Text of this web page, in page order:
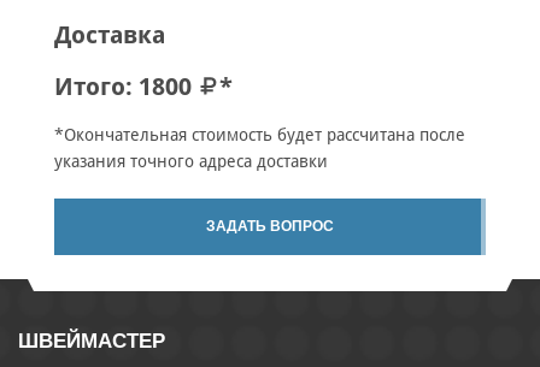
Доставка
Итого: 1800 *
*Окончательная стоимость будет рассчитана после
указания точного адреса доставки
ЗАДАТЬ ВОПРОС
ШВЕЙМАСТЕР